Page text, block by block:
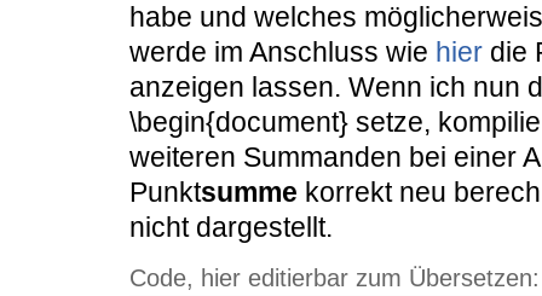
habe und welches
werde im Anschluss wie hier die
anzeigen lassen. Wenn ich nun
\begin{document} setze,
weiteren Summanden bei einer
Punktsumme korrekt neu
nicht dargestellt.
Code, hier editierbar zum Übersetzen: